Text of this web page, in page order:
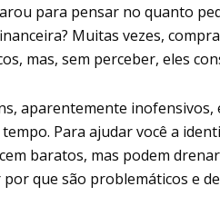
para pensar no quanto
Muitas vezes,
mas, sem perceber, eles
aparentemente
Para ajudar você a
baratos, mas podem
que são problemáticos e